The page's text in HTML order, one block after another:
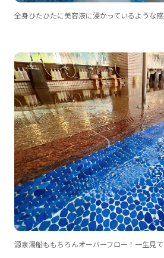
全身ひたひたに美容液に浸かっているような
源泉湯船ももちろんオーバーフロー！一生見